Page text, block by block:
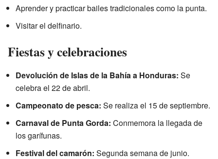
Aprender y practicar bailes tradicionales como la punta.
Visitar el delfinario.
Fiestas y celebraciones
Devolución de Islas de la Bahía a Honduras: Se
celebra el 22 de abril.
Campeonato de pesca: Se realiza el 15 de septiembre.
Carnaval de Punta Gorda: Conmemora la llegada de
los garífunas.
Festival del camarón: Segunda semana de junio.